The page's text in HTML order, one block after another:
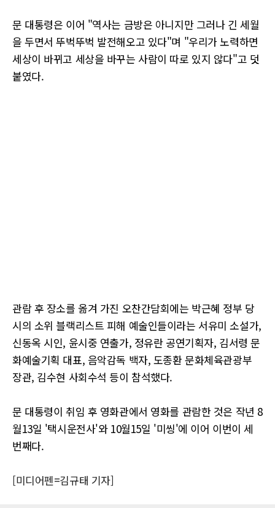
문 대통령은 이어 "역사는 금방은 아니지만 그러나 긴 세월
을 두면서 뚜벅뚜벅 발전해오고 있다"며 "우리가 노력하면
세상이 바뀌고 세상을 바꾸는 사람이 따로 있지 않다"고 덧
붙였다.
관람 후 장소를 옮겨 가진 오찬간담회에는 박근혜 정부 당
시의 소위 블랙리스트 피해 예술인들이라는 서유미 소설가,
신동옥 시인, 윤시중 연출가, 정유란 공연기획자, 김서령 문
화예술기획 대표, 음악감독 백자, 도종환 문화체육관광부
장관, 김수현 사회수석 등이 참석했다.
문 대통령이 취임 후 영화관에서 영화를 관람한 것은 작년 8
월13일 '택시운전사'와 10월15일 '미씽'에 이어 이번이 세
번째다.
[미디어펜=김규태 기자]